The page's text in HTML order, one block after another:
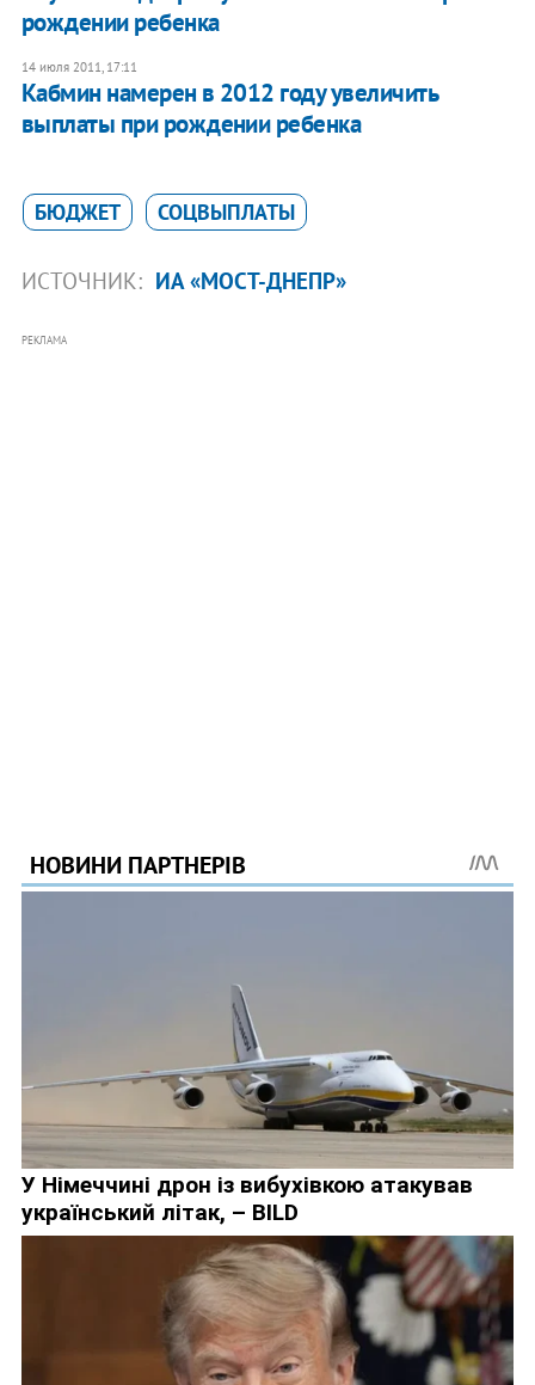
рождении ребенка
14 июля 2011, 17:11
Кабмин намерен в 2012 году увеличить
выплаты при рождении ребенка
БЮДЖЕТ СОЦВЫПЛАТЫ
ИСТОЧНИК: ИА «МОСТ-ДНЕПР»
РЕКЛАМА